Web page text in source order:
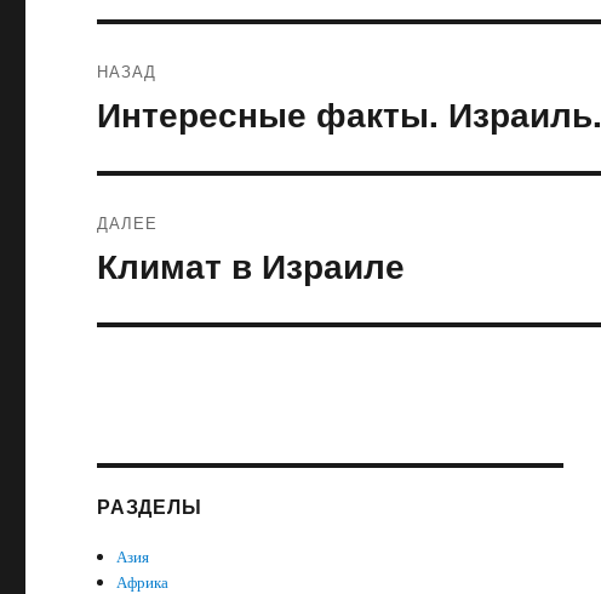
по
НАЗАД
Предыдущая
Интересные факты. Израиль.
ДАЛЕЕ
Следующая
Климат в Израиле
РАЗДЕЛЫ
Азия
Африка